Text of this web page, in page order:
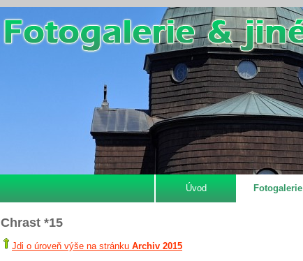
Úvod Fotogalerie
Chrast *15
Jdi o úroveň výše na stránku Archiv 2015